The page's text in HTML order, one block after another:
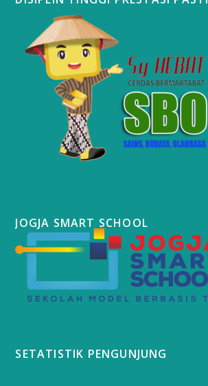
JOGJA SMART SCHOOL
SETATISTIK PENGUNJUNG